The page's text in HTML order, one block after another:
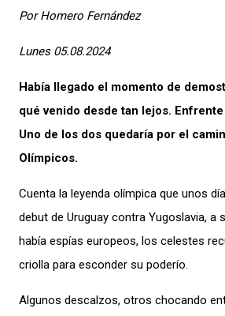
Por Homero Fernández
Lunes 05.08.2024
Había llegado el momento de
qué venido desde tan lejos.
Uno de los dos quedaría por el
Olímpicos.
Cuenta la leyenda olímpica que unos
debut de Uruguay contra Yugoslavia, a
había espías europeos, los celestes
criolla para esconder su poderío.
Algunos descalzos, otros chocando